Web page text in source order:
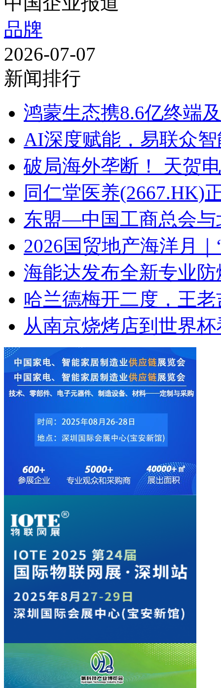
品牌
2026-07-07
新闻排行
鸿蒙生态携8.6亿终端
AI深度赋能，易联众
破局海外垄断！ 天贺
同仁堂医养(2667.HK)
东盟—中国工商总会与
2026国贸地产海洋月
海能达发布全新专业
哈兰德梅开二度，王
从南京烧烤店到世界